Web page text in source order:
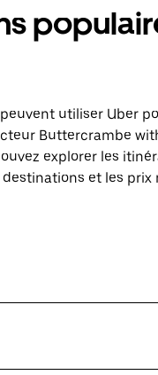
utiliser Uber
Buttercrambe
explorer les
et les prix